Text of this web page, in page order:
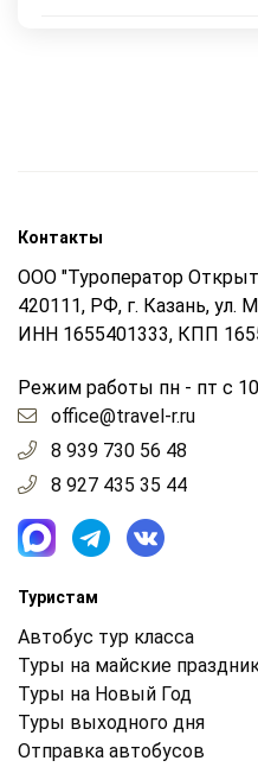
Контакты
ООО "Туроператор
420111, РФ, г. Казань, ул.
ИНН 1655401333, КПП
Режим работы пн - пт с
office@travel-r.ru
8 939 730 56 48
8 927 435 35 44
Туристам
Автобус тур класса
Туры на майские
Туры на Новый Год
Туры выходного дня
Отправка автобусов